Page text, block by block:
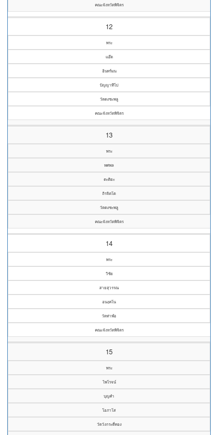
คณะจังหวัดพิจิตร
12
พระ
แอ๊ด
อินทร์มน
ปัญญาทีโป
วัดดงชะพลู
คณะจังหวัดพิจิตร
13
พระ
ทศพล
ตะติยะ
ถิรจิตโต
วัดดงชะพลู
คณะจังหวัดพิจิตร
14
พระ
วิชัย
สายสุวรรณ
อนงฺคโน
วัดท่าฬ่อ
คณะจังหวัดพิจิตร
15
พระ
ไพโรจน์
บุญคำ
โอภาโส
วัดวังกระดี่ทอง